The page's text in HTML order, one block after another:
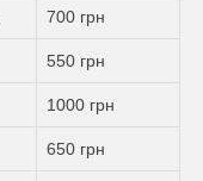
700 грн
550 грн
1000 грн
650 грн